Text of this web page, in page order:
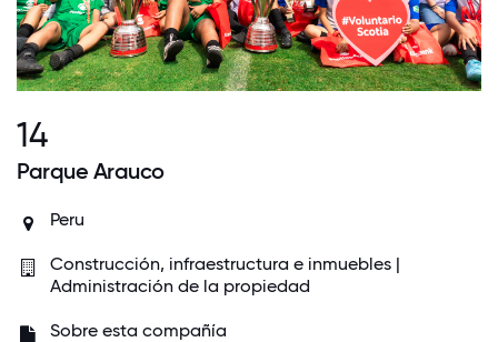
14
Parque Arauco
Peru
Construcción, infraestructura e inmuebles |
Administración de la propiedad
Sobre esta compañía